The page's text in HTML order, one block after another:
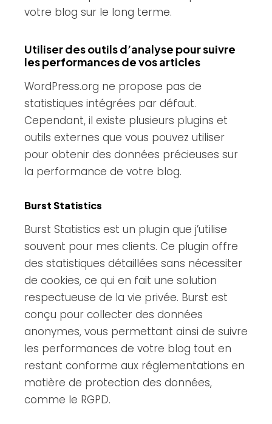
votre blog sur le long terme.
Utiliser des outils d’analyse pour suivre
les performances de vos articles
WordPress.org ne propose pas de
statistiques intégrées par défaut.
Cependant, il existe plusieurs plugins et
outils externes que vous pouvez utiliser
pour obtenir des données précieuses sur
la performance de votre blog.
Burst Statistics
Burst Statistics est un plugin que j’utilise
souvent pour mes clients. Ce plugin offre
des statistiques détaillées sans nécessiter
de cookies, ce qui en fait une solution
respectueuse de la vie privée. Burst est
conçu pour collecter des données
anonymes, vous permettant ainsi de suivre
les performances de votre blog tout en
restant conforme aux réglementations en
matière de protection des données,
comme le RGPD.